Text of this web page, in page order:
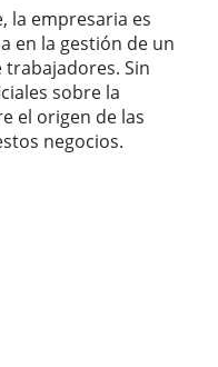
la empresaria es
en la gestión de un
trabajadores. Sin
sobre la
el origen de las
negocios.